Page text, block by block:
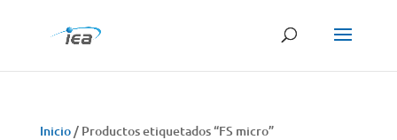
Inicio/ Productos etiquetados “FS micro”